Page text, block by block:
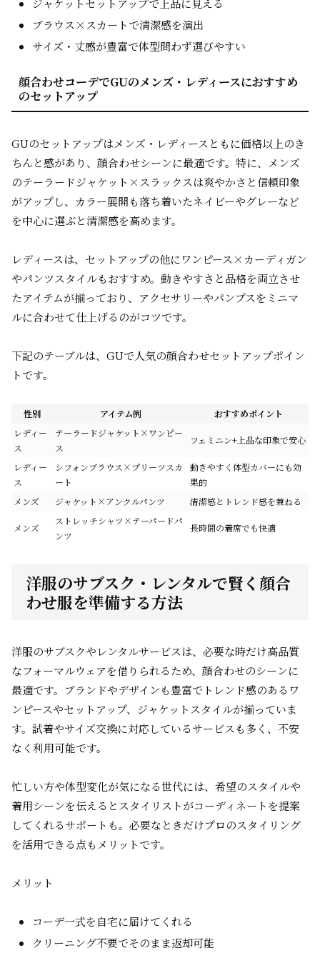
ジャケットセットアップで上品に見える
ブラウス×スカートで清潔感を演出
サイズ・丈感が豊富で体型問わず選びやすい
顔合わせコーデでGUのメンズ・レディースにおすすめ
のセットアップ
GUのセットアップはメンズ・レディースともに価格以上のき
ちんと感があり、顔合わせシーンに最適です。特に、メンズ
のテーラードジャケット×スラックスは爽やかさと信頼印象
がアップし、カラー展開も落ち着いたネイビーやグレーなど
を中心に選ぶと清潔感を高めます。
レディースは、セットアップの他にワンピース×カーディガン
やパンツスタイルもおすすめ。動きやすさと品格を両立させ
たアイテムが揃っており、アクセサリーやパンプスをミニマ
ルに合わせて仕上げるのがコツです。
下記のテーブルは、GUで人気の顔合わせセットアップポイン
トです。
性別 アイテム例
おすすめポイント
レディー
ス
テーラードジャケット×ワンピー
ス
フェミニン+上品な印象で安心
レディー
ス
シフォンブラウス×プリーツスカ
ート
動きやすく体型カバーにも効
果的
メンズ
ジャケット×アンクルパンツ 清潔感とトレンド感を兼ねる
メンズ
ストレッチシャツ×テーパードパ
ンツ
長時間の着席でも快適
洋服のサブスク・レンタルで賢く顔合
わせ服を準備する方法
洋服のサブスクやレンタルサービスは、必要な時だけ高品質
なフォーマルウェアを借りられるため、顔合わせのシーンに
最適です。ブランドやデザインも豊富でトレンド感のあるワ
ンピースやセットアップ、ジャケットスタイルが揃っていま
す。試着やサイズ交換に対応しているサービスも多く、不安
なく利用可能です。
忙しい方や体型変化が気になる世代には、希望のスタイルや
着用シーンを伝えるとスタイリストがコーディネートを提案
してくれるサポートも。必要なときだけプロのスタイリング
を活用できる点もメリットです。
メリット
コーデ一式を自宅に届けてくれる
クリーニング不要でそのまま返却可能